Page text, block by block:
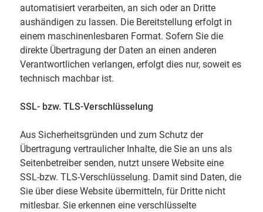
automatisiert verarbeiten, an sich oder an Dritte
aushändigen zu lassen. Die Bereitstellung erfolgt in
einem maschinenlesbaren Format. Sofern Sie die
direkte Übertragung der Daten an einen anderen
Verantwortlichen verlangen, erfolgt dies nur, soweit es
technisch machbar ist.
SSL- bzw. TLS-Verschlüsselung
Aus Sicherheitsgründen und zum Schutz der
Übertragung vertraulicher Inhalte, die Sie an uns als
Seitenbetreiber senden, nutzt unsere Website eine
SSL-bzw. TLS-Verschlüsselung. Damit sind Daten, die
Sie über diese Website übermitteln, für Dritte nicht
mitlesbar. Sie erkennen eine verschlüsselte